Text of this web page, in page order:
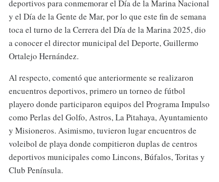
deportivos para conmemorar el Día de la Marina Nacional
y el Día de la Gente de Mar, por lo que este fin de semana
toca el turno de la Cerrera del Día de la Marina 2025, dio
a conocer el director municipal del Deporte, Guillermo
Ortalejo Hernández.
Al respecto, comentó que anteriormente se realizaron
encuentros deportivos, primero un torneo de fútbol
playero donde participaron equipos del Programa Impulso
como Perlas del Golfo, Astros, La Pitahaya, Ayuntamiento
y Misioneros. Asimismo, tuvieron lugar encuentros de
voleibol de playa donde compitieron duplas de centros
deportivos municipales como Lincons, Búfalos, Toritas y
Club Península.